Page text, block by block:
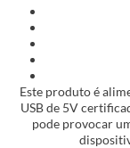
Este produto é
USB de 5V
pode provocar